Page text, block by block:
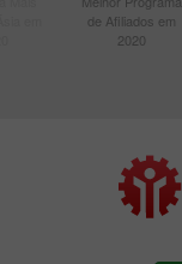
de Afiliados em
2020